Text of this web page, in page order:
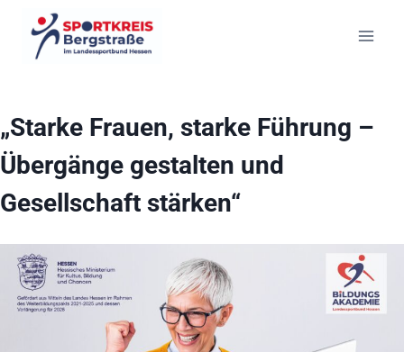
Inhalt
springen
„Starke Frauen, starke Führung –
Übergänge gestalten und
Gesellschaft stärken“